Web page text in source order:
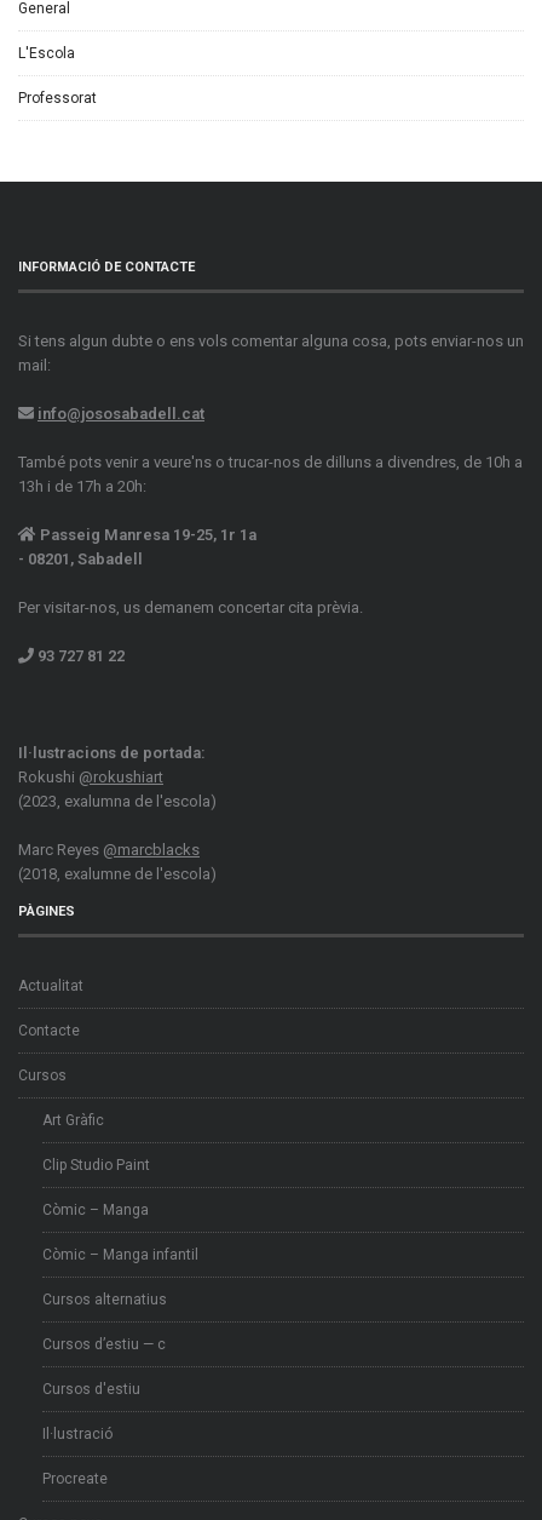
General
L'Escola
Professorat
INFORMACIÓ DE CONTACTE
Si tens algun dubte o ens vols comentar alguna cosa, pots enviar-nos un
mail:
info@jososabadell.cat
També pots venir a veure'ns o trucar-nos de dilluns a divendres, de 10h a
13h i de 17h a 20h:
Passeig Manresa 19-25, 1r 1a
- 08201, Sabadell
Per visitar-nos, us demanem concertar cita prèvia.
93 727 81 22
Il·lustracions de portada:
Rokushi @rokushiart
(2023, exalumna de l'escola)
Marc Reyes @marcblacks
(2018, exalumne de l'escola)
PÀGINES
Actualitat
Contacte
Cursos
Art Gràfic
Clip Studio Paint
Còmic – Manga
Còmic – Manga infantil
Cursos alternatius
Cursos d’estiu — c
Cursos d'estiu
Il·lustració
Procreate